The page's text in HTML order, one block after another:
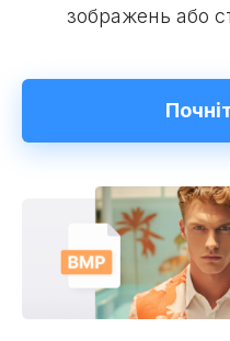
зображень або